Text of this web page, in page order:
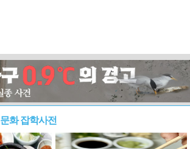
화 잡학사전